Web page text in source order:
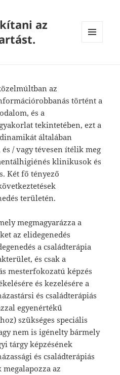
az
az
történt a
és a
tekintetében, ezt a
általában
/ vagy tévesen ítélik meg
klinikusok és
Két fő tényező
területén.
megmagyarázza a
az elidegenedés
a családterápia
és csak a
mesterfokozatú képzés
és kezelésére a
és családterápiás
egyenértékű
szükséges speciális
nem is igénelty bármely
tárgy képzésének
és családterápiás
az